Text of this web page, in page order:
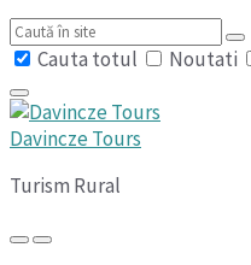
Search
Cauta totul
Noutati
Davincze Tours
Turism Rural